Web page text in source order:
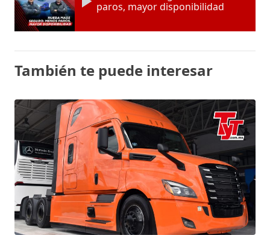
paros, mayor disponibilidad
También te puede interesar